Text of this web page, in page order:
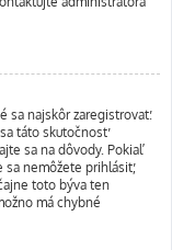
sa najskôr zaregistrovať.
táto skutočnosť
sa na dôvody. Pokiaľ
sa nemôžete prihlásiť,
toto býva ten
má chybné